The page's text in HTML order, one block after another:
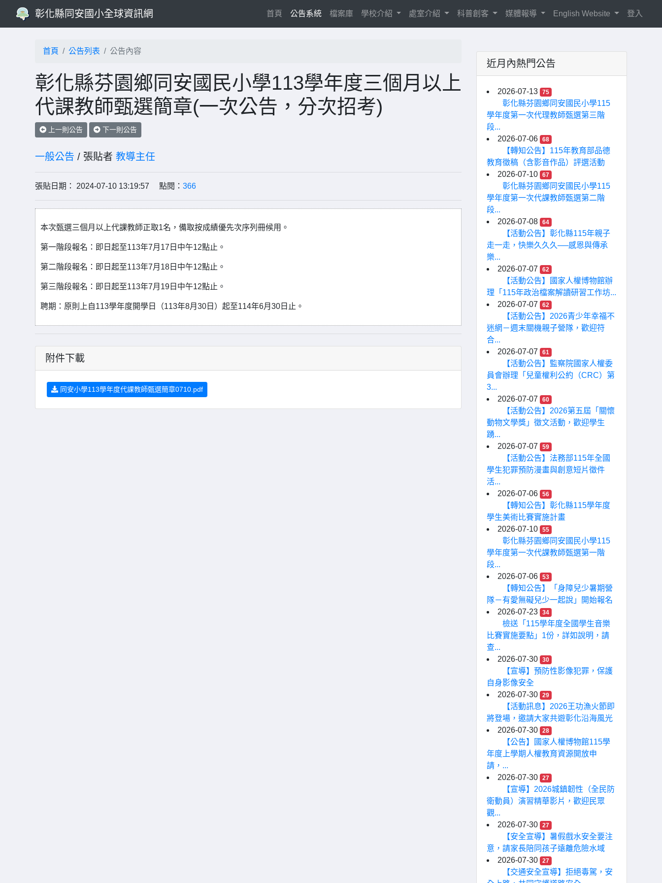
彰化縣同安國小全球資訊網 首頁(current)
公告系統 檔案庫 學校介紹 處室介紹 科普創客 媒體報導 English Website 登入
首頁 公告列表 公告內容
彰化縣芬園鄉同安國民小學113學年度三個月以上
代課教師甄選簡章(一次公告，分次招考)
上一則公告 下一則公告
一般公告 / 張貼者 教導主任
張貼日期： 2024-07-10 13:19:57 點閱： 366
本次甄選三個月以上代課教師正取1名，備取按成績優先次序列冊候用。
第一階段報名：即日起至113年7月17日中午12點止。
第二階段報名：即日起至113年7月18日中午12點止。
第三階段報名：即日起至113年7月19日中午12點止。
聘期：原則上自113學年度開學日（113年8月30日）起至114年6月30日止。
附件下載
同安小學113學年度代課教師甄選簡章0710.pdf
近月內熱門公告
2026-07-13 75
彰化縣芬園鄉同安國民小學115
學年度第一次代理教師甄選第三階
段...
2026-07-06
68
【轉知公告】115年教育部品德
教育徵稿（含影音作品）評選活動
2026-07-10
67
彰化縣芬園鄉同安國民小學115
學年度第一次代課教師甄選第二階
段...
2026-07-08
64
【活動公告】彰化縣115年親子
走一走，快樂久久久──感恩與傳承
樂...
2026-07-07
62
【活動公告】國家人權博物館辦
理「115年政治檔案解讀研習工作坊...
2026-07-07
62
【活動公告】2026青少年幸福不
迷網－週末關機親子營隊，歡迎符
合...
2026-07-07
61
【活動公告】監察院國家人權委
員會辦理「兒童權利公約（CRC）第
3...
2026-07-07
60
【活動公告】2026第五屆「關懷
動物文學獎」徵文活動，歡迎學生
踴...
2026-07-07
59
【活動公告】法務部115年全國
學生犯罪預防漫畫與創意短片徵件
活...
2026-07-06
56
【轉知公告】彰化縣115學年度
學生美術比賽實施計畫
2026-07-10
55
彰化縣芬園鄉同安國民小學115
學年度第一次代課教師甄選第一階
段...
2026-07-06
53
【轉知公告】「身障兒少暑期營
隊－有愛無礙兒少一起說」開始報名
2026-07-23
34
檢送「115學年度全國學生音樂
比賽實施要點」1份，詳如說明，請
查...
2026-07-30
30
【宣導】預防性影像犯罪，保護
自身影像安全
2026-07-30
29
【活動訊息】2026王功漁火節即
將登場，邀請大家共遊彰化沿海風光
2026-07-30
28
【公告】國家人權博物館115學
年度上學期人權教育資源開放申
請，...
2026-07-30
27
【宣導】2026城鎮韌性（全民防
衛動員）演習精華影片，歡迎民眾
觀...
2026-07-30
27
【安全宣導】暑假戲水安全要注
意，請家長陪同孩子遠離危險水域
2026-07-30
27
【交通安全宣導】拒絕毒駕，安